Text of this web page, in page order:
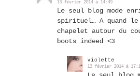
13 février 2014 à 14:49
Le seul blog mode
spirituel… A quand
chapelet autour du
boots indeed <3
violette
13 février 2014 à